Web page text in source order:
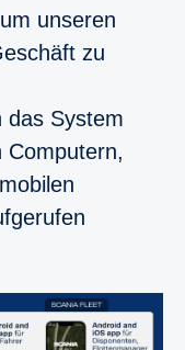
unseren
zu
das System
Computern,